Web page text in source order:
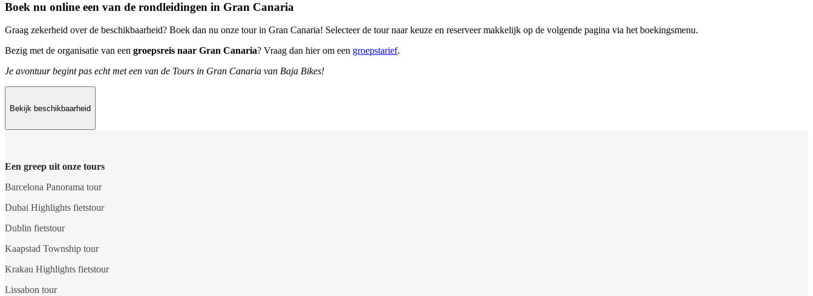
Boek nu online een van de rondleidingen in Gran Canaria
Graag zekerheid over de beschikbaarheid? Boek dan nu onze tour in Gran Canaria! Selecteer de tour naar keuze en reserveer makkelijk op de volgende pagina via het boekingsmenu.
Bezig met de organisatie van een groepsreis naar Gran Canaria? Vraag dan hier om een groepstarief.
Je avontuur begint pas echt met een van de Tours in Gran Canaria van Baja Bikes!
Bekijk beschikbaarheid
Een greep uit onze tours
Barcelona Panorama tour
Dubai Highlights fietstour
Dublin fietstour
Kaapstad Township tour
Krakau Highlights fietstour
Lissabon tour